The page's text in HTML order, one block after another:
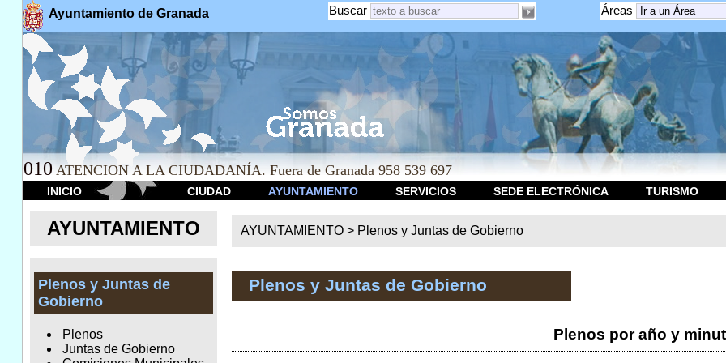
Ayuntamiento de Granada Áreas
Buscar
010 ATENCION A LA CIUDADANÍA. Fuera de Granada 958 539 697
INICIO CIUDAD AYUNTAMIENTO SERVICIOS SEDE ELECTRÓNICA TURISMO
AYUNTAMIENTO
Plenos y Juntas de
Gobierno
Plenos
Juntas de Gobierno
AYUNTAMIENTO > Plenos y Juntas de Gobierno
Plenos y Juntas de Gobierno
Plenos por año y